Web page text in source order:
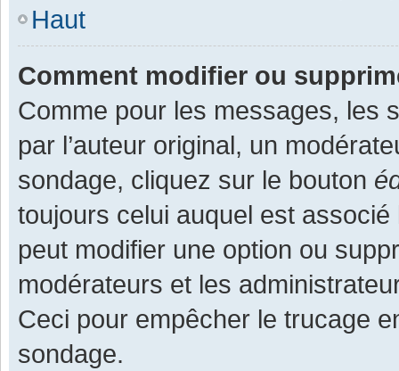
Haut
Comment modifier ou
Comme pour les messages, les
par l’auteur original, un
sondage, cliquez sur le bouton
toujours celui auquel est associé
peut modifier une option ou
modérateurs et les
Ceci pour empêcher le trucage
sondage.